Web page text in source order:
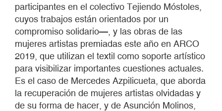
participantes en el colectivo Tejiendo Móstoles,
cuyos trabajos están orientados por un
compromiso solidario—, y las obras de las
mujeres artistas premiadas este año en ARCO
2019, que utilizan el textil como soporte artístico
para visibilizar importantes cuestiones actuales.
Es el caso de Mercedes Azpilicueta, que aborda
la recuperación de mujeres artistas olvidadas y
de su forma de hacer, y de Asunción Molinos,